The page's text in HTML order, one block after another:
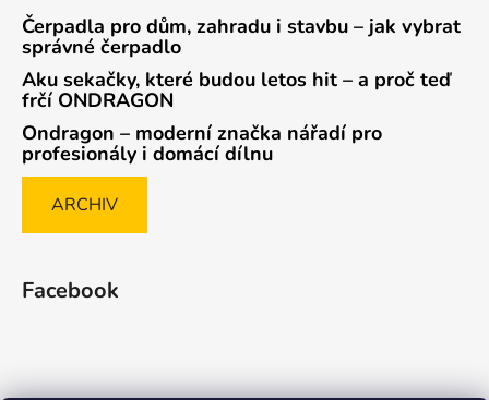
Čerpadla pro dům, zahradu i stavbu – jak vybrat
správné čerpadlo
Aku sekačky, které budou letos hit – a proč teď
frčí ONDRAGON
Ondragon – moderní značka nářadí pro
profesionály i domácí dílnu
ARCHIV
Facebook